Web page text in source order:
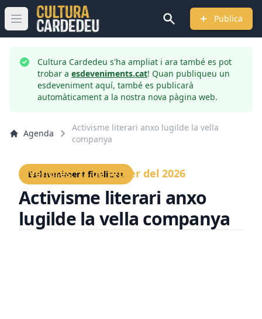
Obrir menú principal Publica
Cultura Cardedeu s'ha ampliat i ara també es pot
trobar a esdeveniments.cat! Quan publiqueu un
esdeveniment aquí, també es publicarà
automàticament a la nostra nova pàgina web.
Agenda
Activisme literari anxo lugilde la vella
companya
Esdeveniment finalitzat
Divendres, 13 de febrer del 2026
Activisme literari anxo
lugilde la vella companya